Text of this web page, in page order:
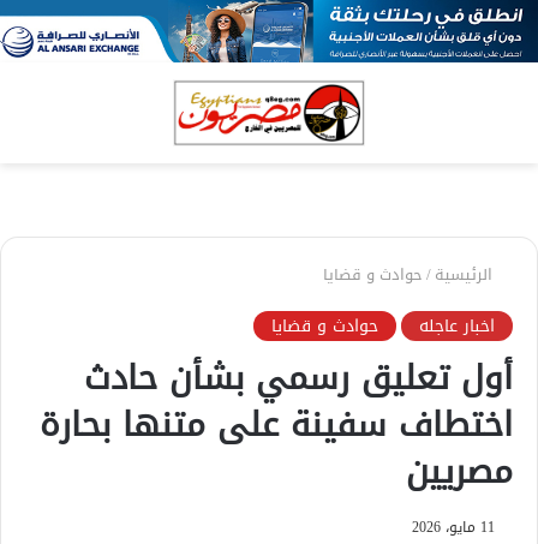
الرئيسية/حوادث و قضايا
اخبار عاجله حوادث و قضايا
أول تعليق رسمي بشأن حادث
اختطاف سفينة على متنها بحارة
مصريين
11 مايو، 2026